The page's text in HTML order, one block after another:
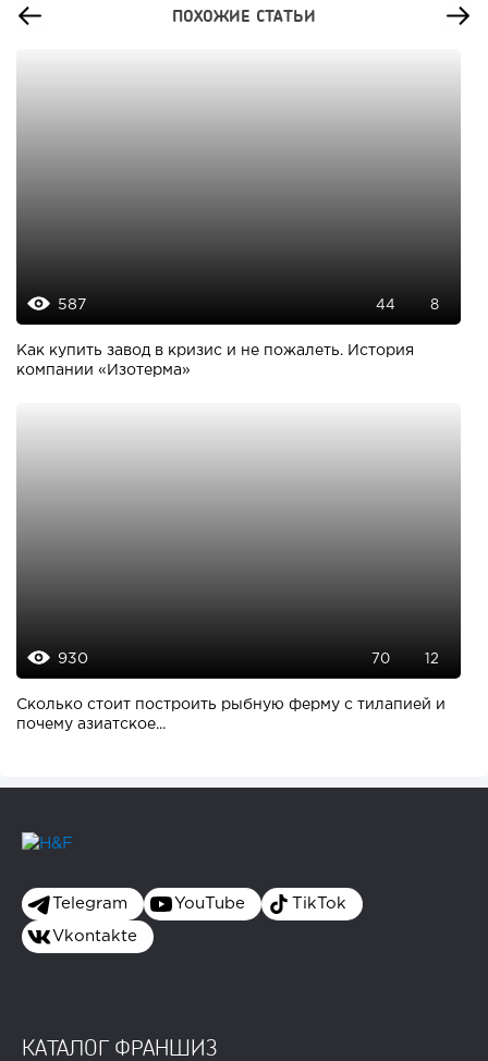
ПОХОЖИЕ СТАТЬИ
587 44 8
Как купить завод в кризис и не пожалеть. История
компании «Изотерма»
930 70 12
Сколько стоит построить рыбную ферму с тилапией и
почему азиатское...
Telegram YouTube TikTok
Vkontakte
КАТАЛОГ ФРАНШИЗ